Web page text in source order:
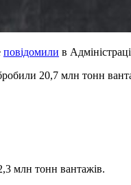
повідомили в
20,7 млн тонн
млн тонн вантажів.